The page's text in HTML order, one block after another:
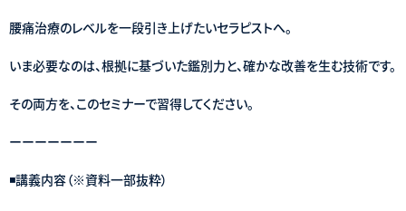
腰痛治療のレベルを一段引き上げたいセラピストへ。
いま必要なのは、根拠に基づいた鑑別力と、確かな改善を生む技術です。
その両方を、このセミナーで習得してください。
ーーーーーーー
◾️講義内容（※資料一部抜粋）